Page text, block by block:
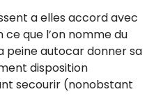
a elles accord avec
que l’on nomme du
peine autocar donner sa
disposition
secourir (nonobstant